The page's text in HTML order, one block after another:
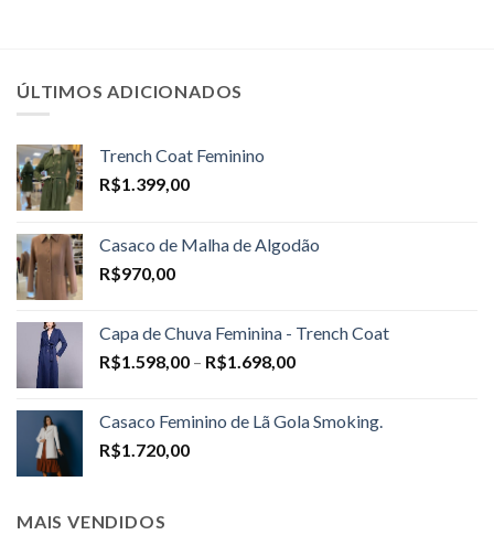
ÚLTIMOS ADICIONADOS
Trench Coat Feminino
R$1.399,00
Casaco de Malha de Algodão
R$970,00
Capa de Chuva Feminina - Trench Coat
R$1.598,00 – R$1.698,00Price
through
Casaco Feminino de Lã Gola Smoking.
R$1.720,00
MAIS VENDIDOS